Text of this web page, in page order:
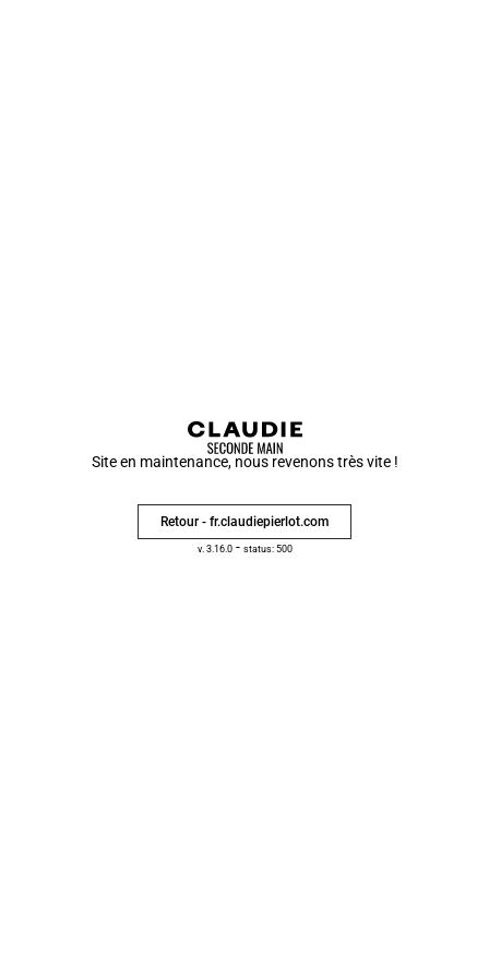
Site en maintenance, nous revenons très vite !
Retour - fr.claudiepierlot.com
v. 3.16.0- status: 500